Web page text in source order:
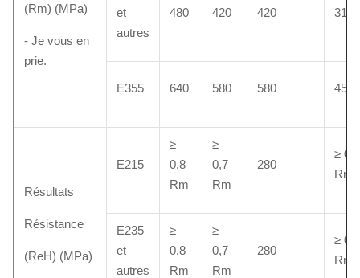
(Rm) (MPa)
- Je vous en
prie.
et
autres
480 420 420 315
E355 640 580 580 450
Résultats
Résistance
(ReH) (MPa)
E215
≥
0,8
Rm
≥
0,7
Rm
280
≥ 0,5
Rm
E235
et
autres
≥
0,8
Rm
≥
0,7
Rm
280
≥ 0,5
Rm